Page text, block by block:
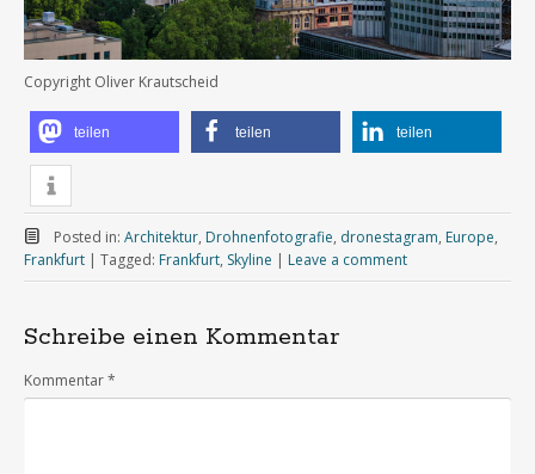
Copyright Oliver Krautscheid
teilen teilen teilen
Posted in: Architektur, Drohnenfotografie, dronestagram, Europe,
Frankfurt | Tagged: Frankfurt, Skyline | Leave a comment
Schreibe einen Kommentar
Kommentar*